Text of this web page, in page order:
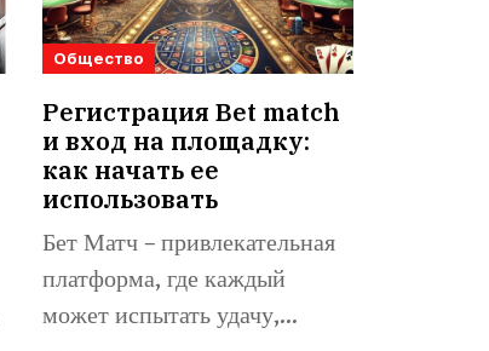
Общество
Регистрация Bet match
и вход на площадку:
как начать ее
использовать
Бет Матч – привлекательная
платформа, где каждый
может испытать удачу,